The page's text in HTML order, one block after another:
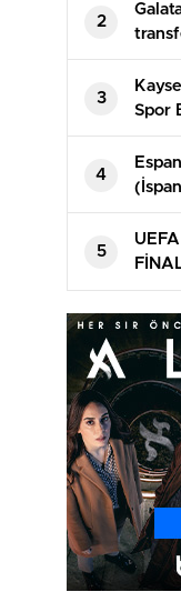
2
3
Spor
4
5